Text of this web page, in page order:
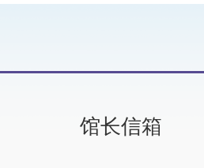
馆长信箱